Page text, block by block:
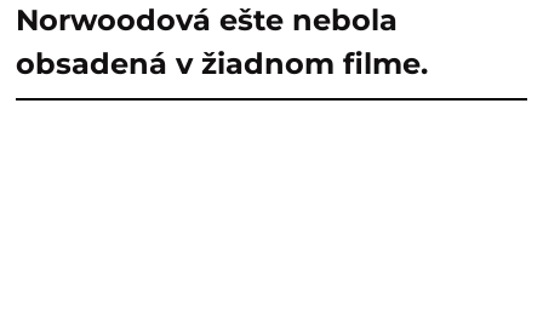
Norwoodová ešte nebola
obsadená v žiadnom filme.